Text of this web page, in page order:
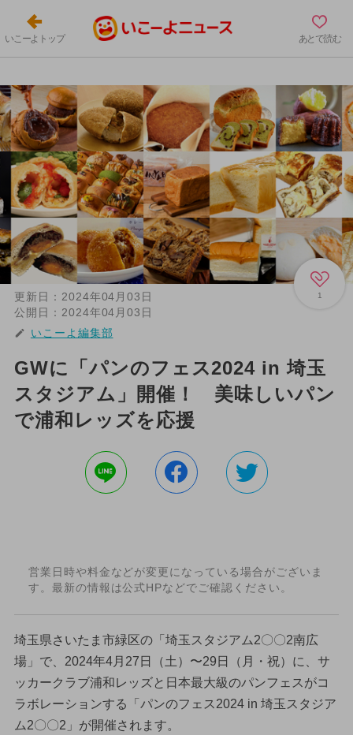
いこーよトップ あとで読む
1
更新日： 2024年04月03日
公開日： 2024年04月03日
いこーよ編集部
GWに「パンのフェス2024 in 埼玉
スタジアム」開催！ 美味しいパン
で浦和レッズを応援
営業日時や料金などが変更になっている場合がございま
す。最新の情報は公式HPなどでご確認ください。
埼玉県さいたま市緑区の「埼玉スタジアム2〇〇2南広
場」で、2024年4月27日（土）〜29日（月・祝）に、サ
ッカークラブ浦和レッズと日本最大級のパンフェスがコ
ラボレーションする「パンのフェス2024 in 埼玉スタジア
ム2〇〇2」が開催されます。